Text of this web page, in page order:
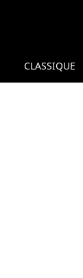
CLASSIQUE